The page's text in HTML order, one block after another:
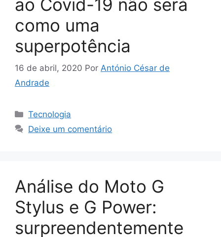
ao Covid-19 não será
como uma
superpotência
16 de abril, 2020 Por António César de
Andrade
Categorias
Tecnologia
Deixe um comentário
Análise do Moto G
Stylus e G Power:
surpreendentemente